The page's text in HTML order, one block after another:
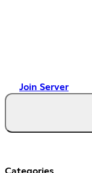
Join Server
Categories